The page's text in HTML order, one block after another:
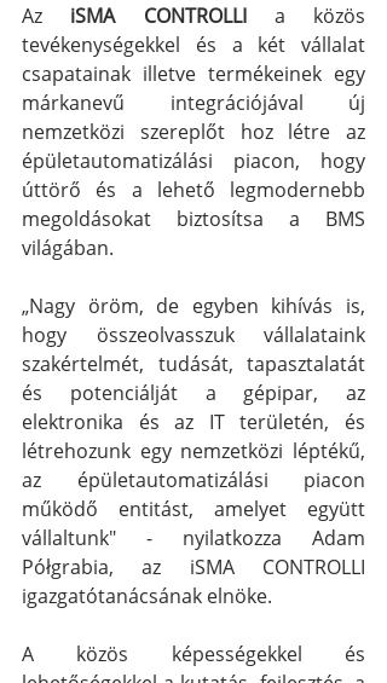
Az iSMA CONTROLLI a közös
tevékenységekkel és a két vállalat
csapatainak illetve termékeinek egy
márkanevű integrációjával új
nemzetközi szereplőt hoz létre az
épületautomatizálási piacon, hogy
úttörő és a lehető legmodernebb
megoldásokat biztosítsa a BMS
világában.
„Nagy öröm, de egyben kihívás is,
hogy összeolvasszuk vállalataink
szakértelmét, tudását, tapasztalatát
és potenciálját a gépipar, az
elektronika és az IT területén, és
létrehozunk egy nemzetközi léptékű,
az épületautomatizálási piacon
működő entitást, amelyet együtt
vállaltunk" - nyilatkozza Adam
Półgrabia, az iSMA CONTROLLI
igazgatótanácsának elnöke.
A közös képességekkel és